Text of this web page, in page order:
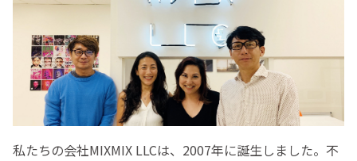
私たちの会社MIXMIX LLCは、2007年に誕生しました。不